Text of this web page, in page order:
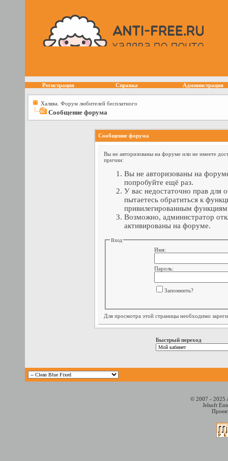
Регистрация Справка Администрация
Халява. Форум любителей бесплатного
Сообщение форума
Сообщение форума
Вы не авторизованы на форуме или не имеете
причин:
Вы не авторизованы на
попробуйте ещё раз.
У вас недостаточно прав для
пытаетесь обратиться к
привилегированным
Возможно, администратор
активированы на форуме.
Вход
Имя:
Пароль:
Запомнить?
Для просмотра этой страницы необходимо
Быстрый переход
© 2007 - 2025
Jelsoft